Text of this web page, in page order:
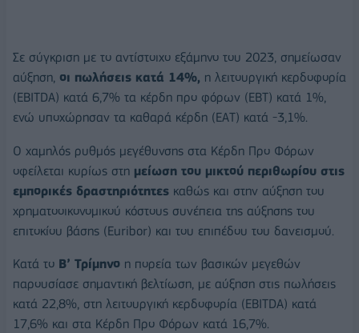
Σε σύγκριση με το αντίστοιχο εξάμηνο του 2023, σημείωσαν
αύξηση, οι πωλήσεις κατά 14%, η λειτουργική κερδοφορία
(EBITDA) κατά 6,7% τα κέρδη προ φόρων (ΕΒΤ) κατά 1%,
ενώ υποχώρησαν τα καθαρά κέρδη (ΕAΤ) κατά -3,1%.
Ο χαμηλός ρυθμός μεγέθυνσης στα Κέρδη Προ Φόρων
οφείλεται κυρίως στη μείωση του μικτού περιθωρίου στις
εμπορικές δραστηριότητες καθώς και στην αύξηση του
χρηματοοικονομικού κόστους συνέπεια της αύξησης του
επιτοκίου βάσης (Euribor) και του επιπέδου του δανεισμού.
Kατά το Β’ Τρίμηνο η πορεία των βασικών μεγεθών
παρουσίασε σημαντική βελτίωση, με αύξηση στις πωλήσεις
κατά 22,8%, στη λειτουργική κερδοφορία (EBITDA) κατά
17,6% και στα Κέρδη Προ Φόρων κατά 16,7%.